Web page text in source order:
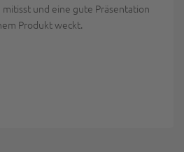
mitisst und eine gute Präsentation
Produkt weckt.